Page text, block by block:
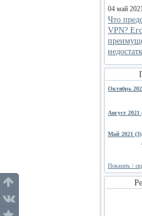
04 май
Что
VPN?
Октябрь
Август 2021
Май 2021 (3)
Показать /